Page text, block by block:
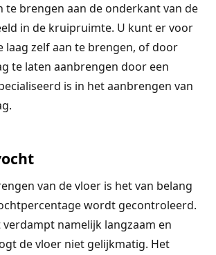
te brengen aan de onderkant van de
in de kruipruimte. U kunt er voor
laag zelf aan te brengen, of door
te laten aanbrengen door een
is in het aanbrengen van
van de vloer is het van belang
wordt gecontroleerd.
namelijk langzaam en
de vloer niet gelijkmatig. Het